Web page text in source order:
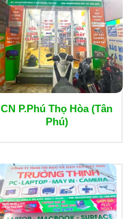
CN P.Phú Thọ Hòa (Tân
Phú)